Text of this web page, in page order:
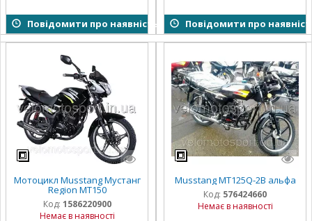
Повідомити про наявність Повідомити про
Мотоцикл Musstang Мустанг
Region MT150
Код: 1586220900
Немає в наявності
Musstang MT125Q-2B альфа
Код: 576424660
Немає в наявності